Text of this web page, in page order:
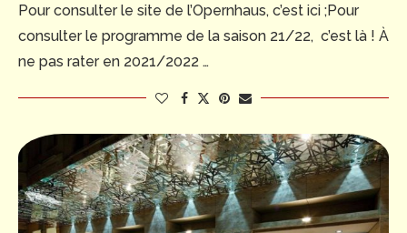
Pour consulter le site de l’Opernhaus, c’est ici ;Pour
consulter le programme de la saison 21/22, c’est là ! À
ne pas rater en 2021/2022 …